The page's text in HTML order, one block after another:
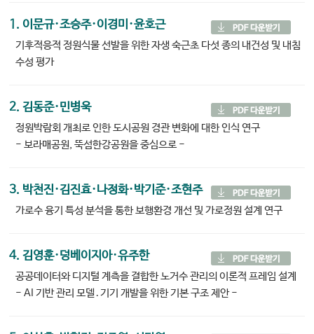
1. 이문규·조승주·이경미·윤호근
기후적응적 정원식물 선발을 위한 자생 숙근초 다섯 종의 내건성 및 내침
수성 평가
2. 김동준·민병욱
정원박람회 개최로 인한 도시공원 경관 변화에 대한 인식 연구
- 보라매공원, 뚝섬한강공원을 중심으로 -
3. 박천진·김진효·나정화·박기준·조현주
가로수 융기 특성 분석을 통한 보행환경 개선 및 가로정원 설계 연구
4. 김영훈·덩베이지아·유주한
공공데이터와 디지털 계측을 결합한 노거수 관리의 이론적 프레임 설계
- AI 기반 관리 모델․기기 개발을 위한 기본 구조 제안 -